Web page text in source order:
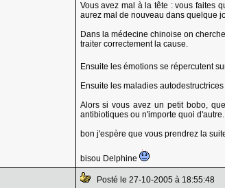
Vous avez mal à la tête : vous faites
aurez mal de nouveau dans quelque
Dans la médecine chinoise on
traiter correctement la cause.
Ensuite les émotions se répercutent
Ensuite les maladies
Alors si vous avez un petit bobo,
antibiotiques ou n'importe quoi d'autre.
bon j'espère que vous prendrez la
bisou Delphine
Posté le 27-10-2005 à 18:55:48